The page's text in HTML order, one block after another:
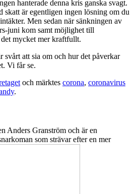
hanterade denna kris ganska svagt.
skatt är egentligen ingen lösning om du
Men sedan när sänkningen av
juni kom samt möjlighet till
mycket mer kraftfullt.
svårt att sia om och hur det påverkar
Vi får se.
och märktes corona, coronavirus
.
Anders Granström och är en
som strävar efter en mer